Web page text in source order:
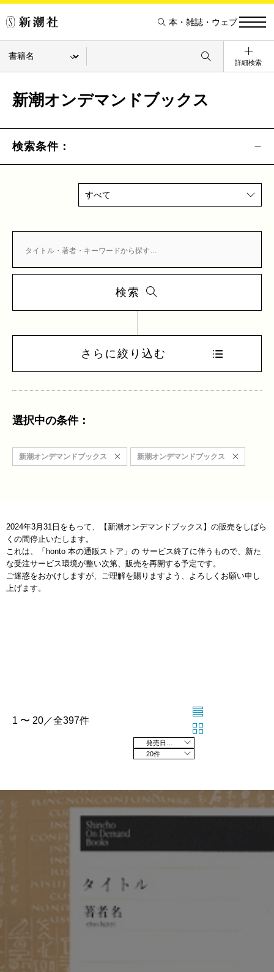
本・雑誌・ウェブ
詳細検索
新潮オンデマンドブックス
検索条件：
すべて
検索
さらに絞り込む
選択中の条件：
新潮オンデマンドブックス 新潮オンデマンドブックス
2024年3月31日をもって、【新潮オンデマンドブックス】の販売をしばら
くの間停止いたします。
これは、「honto 本の通販ストア」の サービス終了に伴うもので、新た
な受注サービス環境が整い次第、販売を再開する予定です。
ご迷惑をおかけしますが、ご理解を賜りますよう、よろしくお願い申し
上げます。
1 〜 20／全397件
20件